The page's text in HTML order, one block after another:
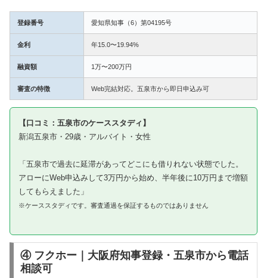
登録番号 愛知県知事（6）第04195号
金利 年15.0〜19.94%
融資額 1万〜200万円
審査の特徴 Web完結対応。五泉市から即日申込み可
【口コミ：五泉市のケーススタディ】
新潟五泉市・29歳・アルバイト・女性
「五泉市で過去に延滞があってどこにも借りれない状態でした。
アローにWeb申込みして3万円から始め、半年後に10万円まで増額
してもらえました」
※ケーススタディです。審査通過を保証するものではありません
④ フクホー｜大阪府知事登録・五泉市から電話
相談可